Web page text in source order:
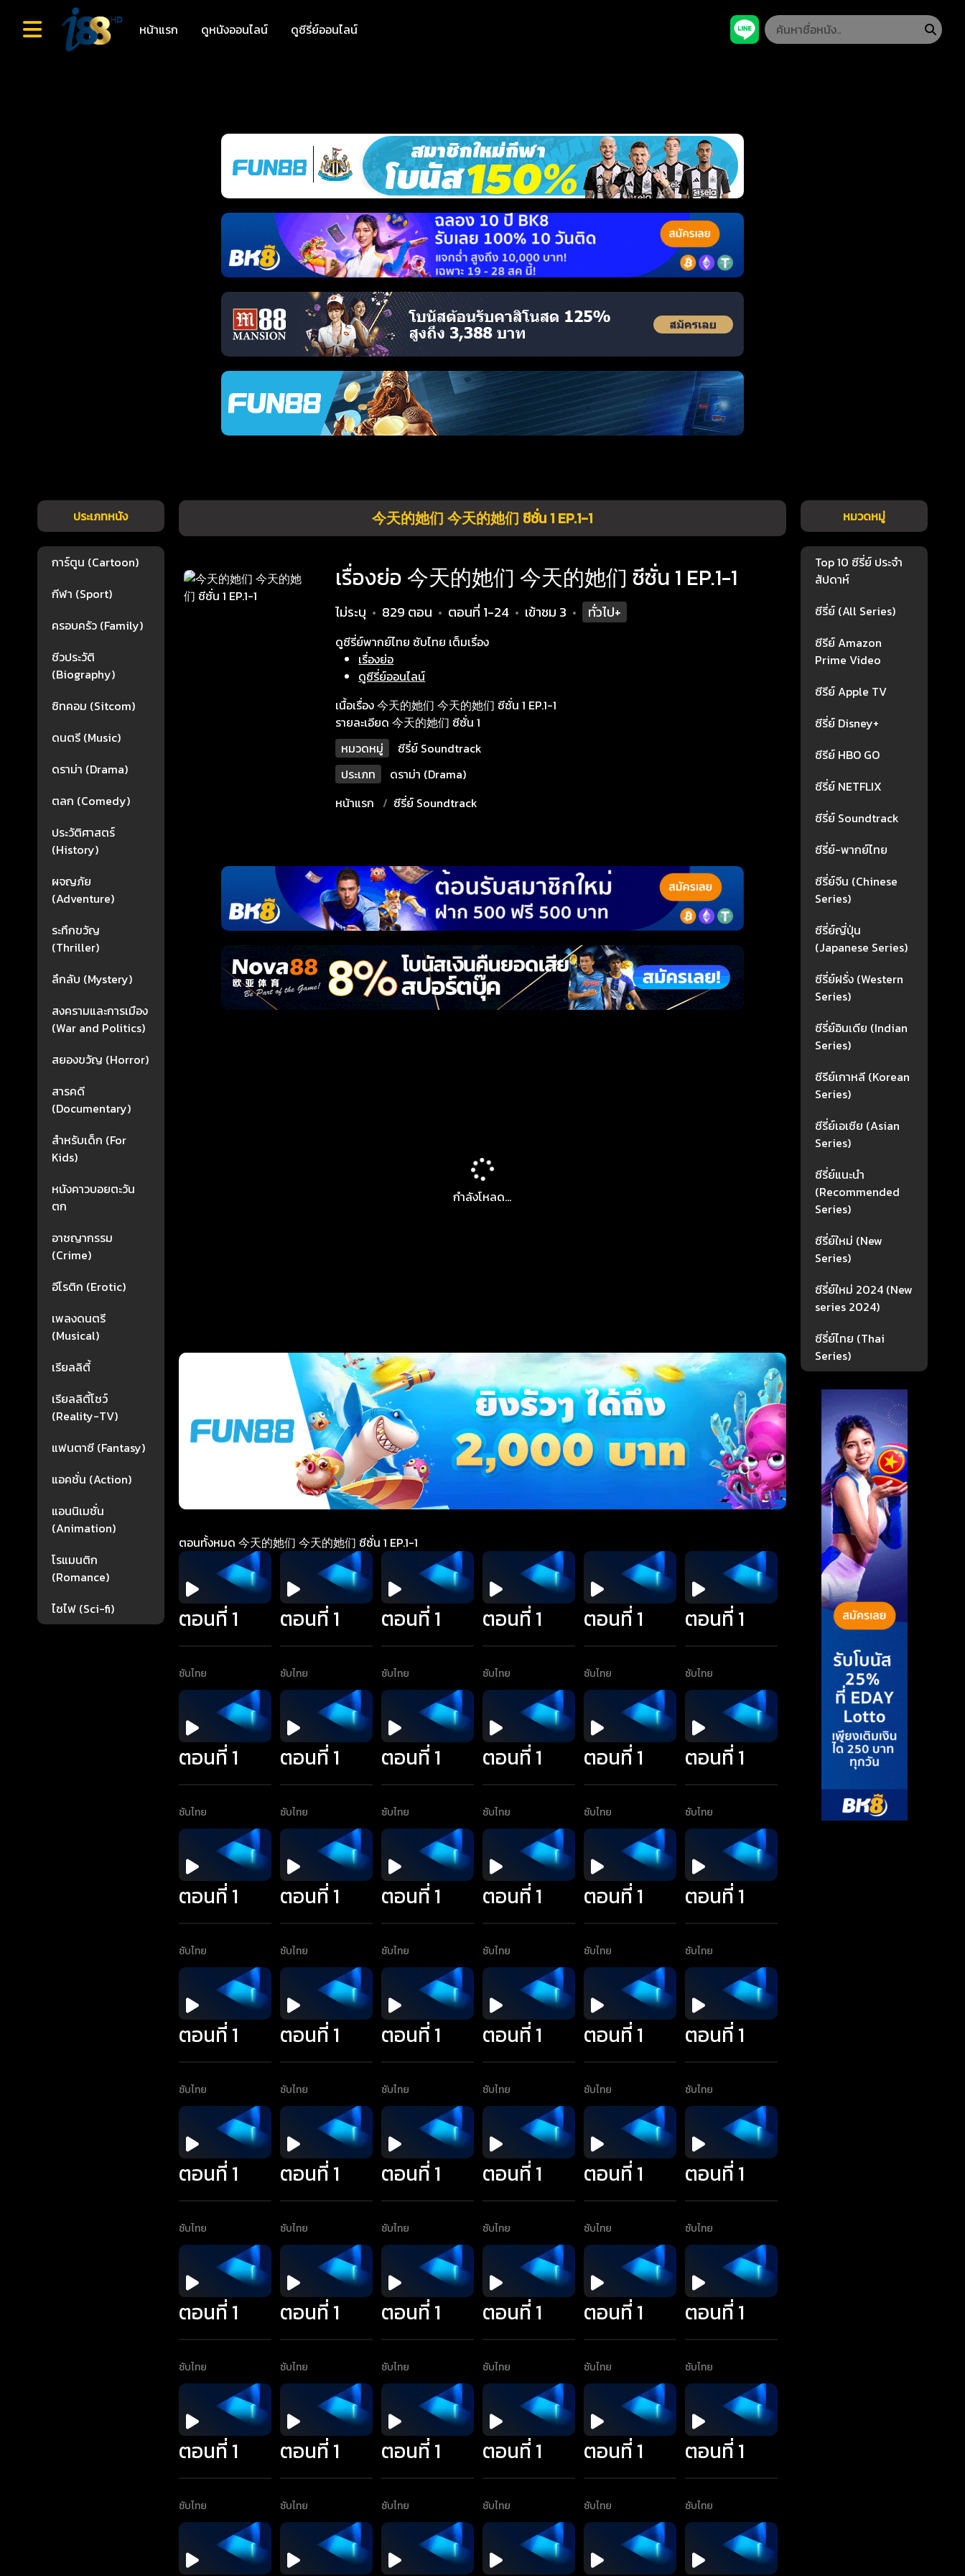
หน้าแรก ดูหนังออนไลน์ ดูซีรี่ย์ออนไลน์
ประเภทหนัง
การ์ตูน (Cartoon)
กีฬา (Sport)
ครอบครัว (Family)
ชีวประวัติ
(Biography)
ซิทคอม (Sitcom)
ดนตรี (Music)
ดราม่า (Drama)
ตลก (Comedy)
ประวัติศาสตร์
(History)
ผจญภัย
(Adventure)
ระทึกขวัญ
(Thriller)
ลึกลับ (Mystery)
สงครามและการเมือง
(War and Politics)
สยองขวัญ (Horror)
สารคดี
(Documentary)
สำหรับเด็ก (For
Kids)
หนังคาวบอยตะวัน
ตก
อาชญากรรม
(Crime)
อีโรติก (Erotic)
เพลงดนตรี
(Musical)
เรียลลิตี้
เรียลลิตี้โชว์
(Reality-TV)
แฟนตาซี (Fantasy)
แอคชั่น (Action)
แอนนิเมชั่น
(Animation)
โรแมนติก
(Romance)
ไซไฟ (Sci-fi)
今天的她们 今天的她们 ซีซั่น 1 EP.1-1
เรื่องย่อ 今天的她们 今天的她们 ซีซั่น 1 EP.1-1
ไม่ระบุ • 829 ตอน • ตอนที่ 1-24 • เข้าชม 3 • ทั่วไป+
ดูซีรี่ย์พากย์ไทย ซับไทย เต็มเรื่อง
เรื่องย่อ
ดูซีรี่ย์ออนไลน์
เนื้อเรื่อง 今天的她们 今天的她们 ซีซั่น 1 EP.1-1
รายละเอียด 今天的她们 ซีซั่น 1
หมวดหมู่
ซีรี่ย์ Soundtrack
ประเภท
ดราม่า (Drama)
หน้าแรก
ซีรี่ย์ Soundtrack
กำลังโหลด...
ตอนทั้งหมด 今天的她们 今天的她们 ซีซั่น 1 EP.1-1
ตอนที่ 1
ซับไทย
ตอนที่ 1
ซับไทย
ตอนที่ 1
ซับไทย
ตอนที่ 1
ซับไทย
ตอนที่ 1
ซับไทย
ตอนที่ 1
ซับไทย
ตอนที่ 1
ซับไทย
ตอนที่ 1
ซับไทย
ตอนที่ 1
ซับไทย
ตอนที่ 1
ซับไทย
ตอนที่ 1
ซับไทย
ตอนที่ 1
ซับไทย
ตอนที่ 1
ซับไทย
ตอนที่ 1
ซับไทย
ตอนที่ 1
ซับไทย
ตอนที่ 1
ซับไทย
ตอนที่ 1
ซับไทย
ตอนที่ 1
ซับไทย
ตอนที่ 1
ซับไทย
ตอนที่ 1
ซับไทย
ตอนที่ 1
ซับไทย
ตอนที่ 1
ซับไทย
ตอนที่ 1
ซับไทย
ตอนที่ 1
ซับไทย
ตอนที่ 1
ซับไทย
ตอนที่ 1
ซับไทย
ตอนที่ 1
ซับไทย
ตอนที่ 1
ซับไทย
ตอนที่ 1
ซับไทย
ตอนที่ 1
ซับไทย
ตอนที่ 1
ซับไทย
ตอนที่ 1
ซับไทย
ตอนที่ 1
ซับไทย
ตอนที่ 1
ซับไทย
ตอนที่ 1
ซับไทย
ตอนที่ 1
ซับไทย
ตอนที่ 1
ซับไทย
ตอนที่ 1
ซับไทย
ตอนที่ 1
ซับไทย
ตอนที่ 1
ซับไทย
ตอนที่ 1
ซับไทย
ตอนที่ 1
ซับไทย
หมวดหมู่
Top 10 ซีรี่ย์ ประจำ
สัปดาห์
ซีรี่ย์ (All Series)
ซีรีย์ Amazon
Prime Video
ซีรีย์ Apple TV
ซีรี่ย์ Disney+
ซีรีย์ HBO GO
ซีรี่ย์ NETFLIX
ซีรี่ย์ Soundtrack
ซีรี่ย์-พากย์ไทย
ซีรี่ย์จีน (Chinese
Series)
ซีรี่ย์ญี่ปุ่น
(Japanese Series)
ซีรี่ย์ฝรั่ง (Western
Series)
ซีรี่ย์อินเดีย (Indian
Series)
ซีรีย์เกาหลี (Korean
Series)
ซีรี่ย์เอเซีย (Asian
Series)
ซีรี่ย์แนะนำ
(Recommended
Series)
ซีรี่ย์ใหม่ (New
Series)
ซีรี่ย์ใหม่ 2024 (New
series 2024)
ซีรี่ย์ไทย (Thai
Series)